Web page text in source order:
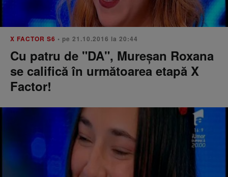
X FACTOR S6 • pe 21.10.2016 la 20:44
Cu patru de "DA", Mureşan Roxana
se califică în următoarea etapă X
Factor!